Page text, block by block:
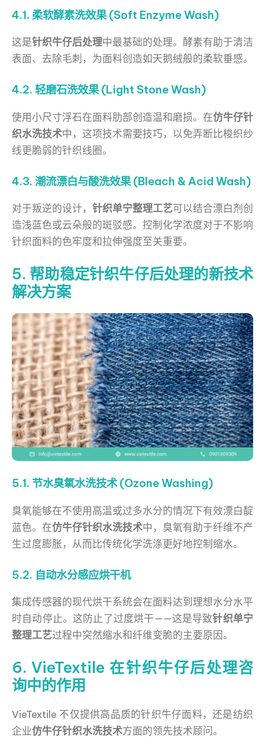
4.1. 柔软酵素洗效果 (Soft Enzyme Wash)
这是针织牛仔后处理中最基础的处理。酵素有助于清洁
表面、去除毛刺，为面料创造如天鹅绒般的柔软垂感。
4.2. 轻磨石洗效果 (Light Stone Wash)
使用小尺寸浮石在面料肋部创造温和磨损。在仿牛仔针
织水洗技术中，这项技术需要技巧，以免弄断比梭织纱
线更脆弱的针织线圈。
4.3. 潮流漂白与酸洗效果 (Bleach & Acid Wash)
对于叛逆的设计， 针织单宁整理工艺可以结合漂白剂创
造浅蓝色或云朵般的斑驳感。控制化学浓度对于不影响
针织面料的色牢度和拉伸强度至关重要。
5. 帮助稳定针织牛仔后处理的新技术
解决方案
5.1. 节水臭氧水洗技术 (Ozone Washing)
臭氧能够在不使用高温或过多水分的情况下有效漂白靛
蓝色。在仿牛仔针织水洗技术中，臭氧有助于纤维不产
生过度膨胀，从而比传统化学洗涤更好地控制缩水。
5.2. 自动水分感应烘干机
集成传感器的现代烘干系统会在面料达到理想水分水平
时自动停止。这防止了过度烘干——这是导致针织单宁
整理工艺过程中突然缩水和纤维变脆的主要原因。
6. VieTextile 在针织牛仔后处理咨
询中的作用
VieTextile 不仅提供高品质的针织牛仔面料，还是纺织
企业仿牛仔针织水洗技术方面的领先技术顾问。